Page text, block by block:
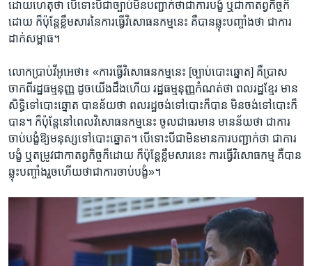
ដោយ​ហេតុ​ថា បើ​ទោះ​បី​ជា​ច្បាប់​មិន​បញ្ជាក់​ថា​ជា​ការ​បង្ខំ ​ឬ​ជា​កាតព្វកិច្ចក៏​
ដោយ​ ក៏​ប៉ុន្តែ​ខ្លឹមសារ​នៃ​ការ​ធ្វើ​វិសោធនកម្ម​នេះ​ ​គឺ​បាន​ឆ្លុះ​បញ្ចាំង​ថា​ ជា​ការ​
ដាក់​សម្ពាធ។
​លោក​ប្រាប់​វីអូអេ​ថា៖ ​«ការ​ធ្វើ​វិសោធនកម្ម​នេះ [ច្បាប់​បោះឆ្នោត​] គឺ​ប្រាស
ចាក​ពី​រដ្ឋធម្មនុញ្ញ ដូច​យើង​ដឹង​ហើយ​ រដ្ឋធម្មនុញ្ញ​កំណត់​ថា ​ពលរដ្ឋ​ខ្មែរ​ មាន​
សិទ្ធិ​ទៅ​បោះ​ឆ្នោត​ បាន​ន័យ​ថា ពលរដ្ឋ​ចង់​ទៅ​បោះ​ក៏​បាន មិន​ចង់​ទៅ​បោះ​ក៏​
បាន។ ក៏​ប៉ុន្តែ​នៅ​ពេល​វិសោធនកម្ម​នេះ ​ចូល​ជា​ធរមាន​ មានន័យថា ជា​ការ​
ចាប់​បង្ខំឱ្យ​មនុស្ស​ទៅ​បោះ​ឆ្នោត។ បើ​ទោះ​បី​ជា​មិន​មាន​ការ​បញ្ជាក់​ថា ​ជា​ការ​
បង្ខំ ឬ​តម្រូវ​ជា​កាតព្វកិច្ច​ក៏​ដោយ ​ក៏​ប៉ុន្តែខ្លឹម​សារ​នេះ ​ការ​ធ្វើ​វិសោធកម្ម​ ​គឺ​បាន​
ឆ្លុះ​បញ្ចាំ​ង​រួច​ហើយថា​ជា​ការ​ចាប់​បង្ខំ»។